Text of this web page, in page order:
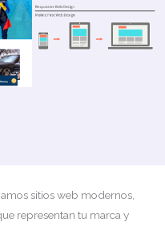
sitios web modernos,
representan tu marca y